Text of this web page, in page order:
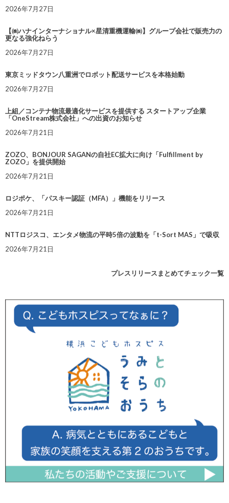
2026年7月27日
【㈱ハナインターナショナル×星清重機運輸㈱】グループ会社で販売力の
更なる強化ねらう
2026年7月27日
東京ミッドタウン八重洲でロボット配送サービスを本格始動
2026年7月27日
上組／コンテナ物流最適化サービスを提供する スタートアップ企業
「OneStream株式会社」への出資のお知らせ
2026年7月21日
ZOZO、BONJOUR SAGANの自社EC拡大に向け「Fulfillment by
ZOZO」を提供開始
2026年7月21日
ロジポケ、「パスキー認証（MFA）」機能をリリース
2026年7月21日
NTTロジスコ、エンタメ物流の平時5倍の波動を「t-Sort MAS」で吸収
2026年7月21日
プレスリリースまとめてチェック一覧